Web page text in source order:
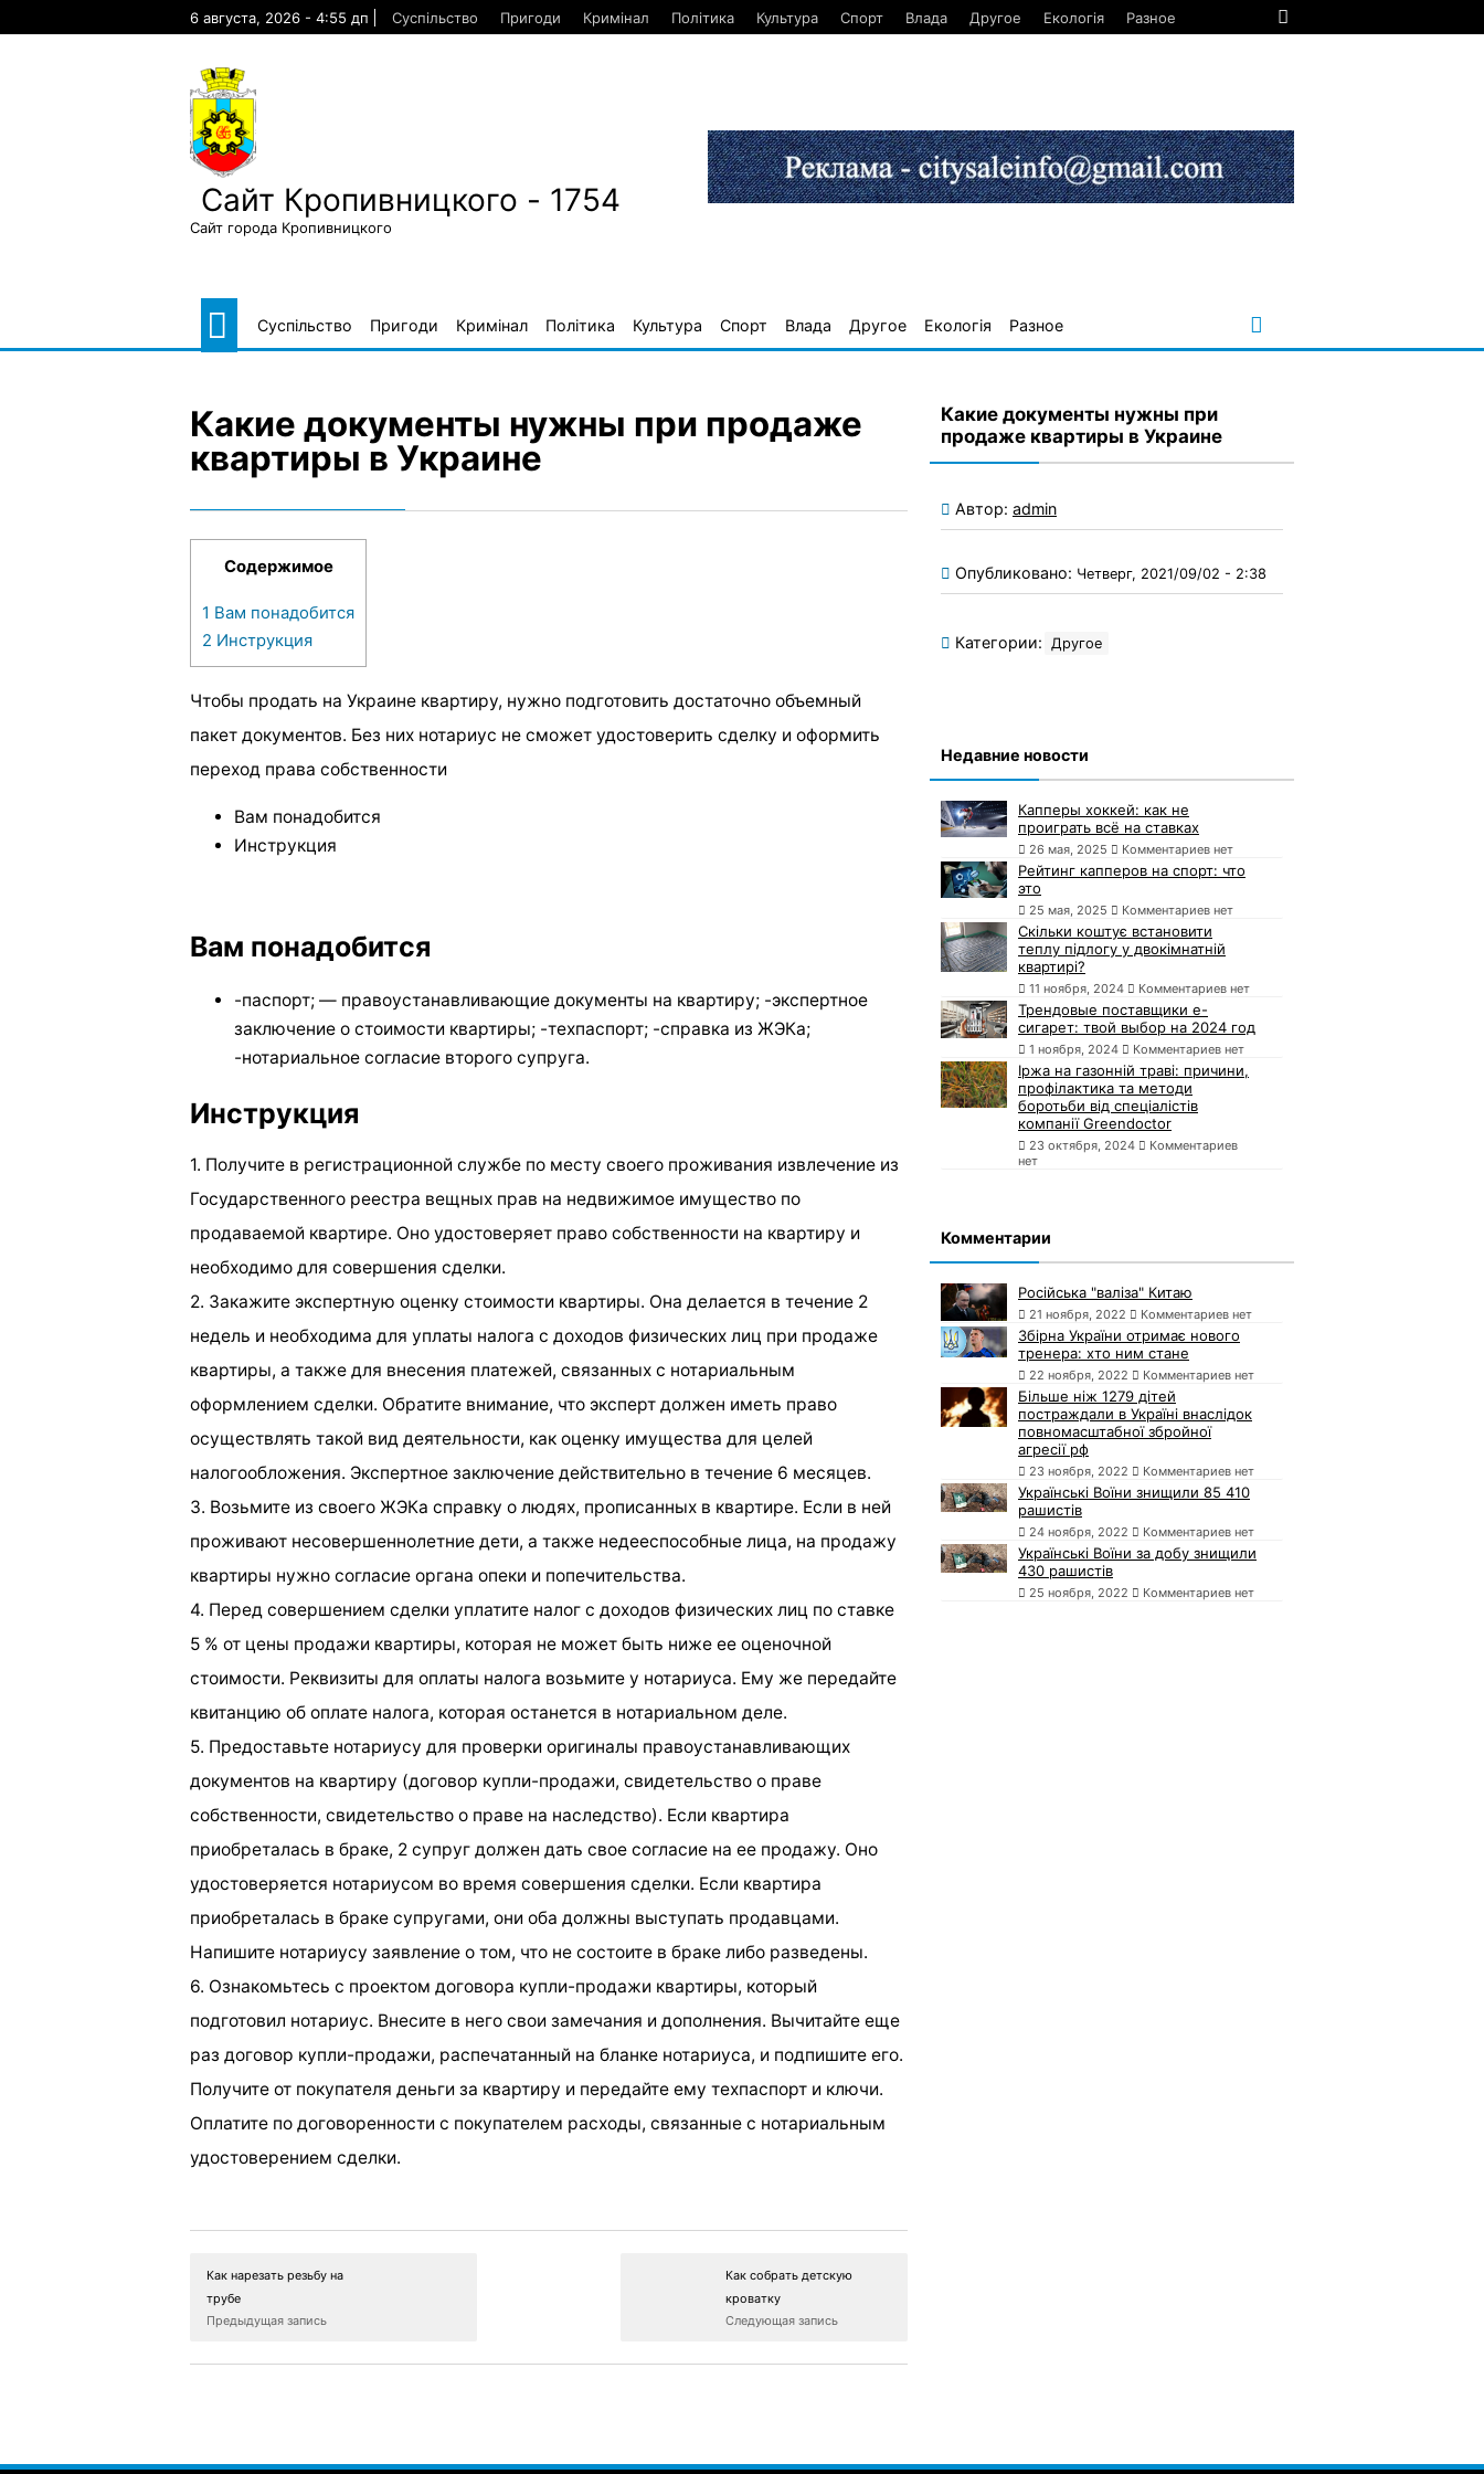
6 августа, 2026 - 4:55 дп Суспільство Пригоди Кримінал Політика Культура Спорт Влада Другое Екологія Разное
Сайт Кропивницкого - 1754
Сайт города Кропивницкого
Суспільство Пригоди Кримінал Політика Культура Спорт Влада Другое Екологія Разное
Какие документы нужны при продаже
квартиры в Украине
Содержимое
1 Вам понадобится
2 Инструкция
Чтобы продать на Украине квартиру, нужно подготовить достаточно объемный
пакет документов. Без них нотариус не сможет удостоверить сделку и оформить
переход права собственности
Вам понадобится
Инструкция
Вам понадобится
-паспорт; — правоустанавливающие документы на квартиру; -экспертное
заключение о стоимости квартиры; -техпаспорт; -справка из ЖЭКа;
-нотариальное согласие второго супруга.
Инструкция
1. Получите в регистрационной службе по месту своего проживания извлечение из
Государственного реестра вещных прав на недвижимое имущество по
продаваемой квартире. Оно удостоверяет право собственности на квартиру и
необходимо для совершения сделки.
2. Закажите экспертную оценку стоимости квартиры. Она делается в течение 2
недель и необходима для уплаты налога с доходов физических лиц при продаже
квартиры, а также для внесения платежей, связанных с нотариальным
оформлением сделки. Обратите внимание, что эксперт должен иметь право
осуществлять такой вид деятельности, как оценку имущества для целей
налогообложения. Экспертное заключение действительно в течение 6 месяцев.
3. Возьмите из своего ЖЭКа справку о людях, прописанных в квартире. Если в ней
проживают несовершеннолетние дети, а также недееспособные лица, на продажу
квартиры нужно согласие органа опеки и попечительства.
4. Перед совершением сделки уплатите налог с доходов физических лиц по ставке
5 % от цены продажи квартиры, которая не может быть ниже ее оценочной
стоимости. Реквизиты для оплаты налога возьмите у нотариуса. Ему же передайте
квитанцию об оплате налога, которая останется в нотариальном деле.
5. Предоставьте нотариусу для проверки оригиналы правоустанавливающих
документов на квартиру (договор купли-продажи, свидетельство о праве
собственности, свидетельство о праве на наследство). Если квартира
приобреталась в браке, 2 супруг должен дать свое согласие на ее продажу. Оно
удостоверяется нотариусом во время совершения сделки. Если квартира
приобреталась в браке супругами, они оба должны выступать продавцами.
Напишите нотариусу заявление о том, что не состоите в браке либо разведены.
6. Ознакомьтесь с проектом договора купли-продажи квартиры, который
подготовил нотариус. Внесите в него свои замечания и дополнения. Вычитайте еще
раз договор купли-продажи, распечатанный на бланке нотариуса, и подпишите его.
Получите от покупателя деньги за квартиру и передайте ему техпаспорт и ключи.
Оплатите по договоренности с покупателем расходы, связанные с нотариальным
удостоверением сделки.
Как нарезать резьбу на
трубе
Предыдущая запись
Как собрать детскую
кроватку
Следующая запись
Какие документы нужны при
продаже квартиры в Украине
Автор: admin
Опубликовано: Четверг, 2021/09/02 - 2:38
Категории: Другое
Недавние новости
Капперы хоккей: как не
проиграть всё на ставках
26 мая, 2025 Комментариев нет
Рейтинг капперов на спорт: что
это
25 мая, 2025 Комментариев нет
Скільки коштує встановити
теплу підлогу у двокімнатній
квартирі?
11 ноября, 2024 Комментариев нет
Трендовые поставщики e-
сигарет: твой выбор на 2024 год
1 ноября, 2024 Комментариев нет
Іржа на газонній траві: причини,
профілактика та методи
боротьби від спеціалістів
компанії Greendoctor
23 октября, 2024
Комментариев
нет
Комментарии
Російська "валіза" Китаю
21 ноября, 2022 Комментариев нет
Збірна України отримає нового
тренера: хто ним стане
22 ноября, 2022 Комментариев нет
Більше ніж 1279 дітей
постраждали в Україні внаслідок
повномасштабної збройної
агресії рф
23 ноября, 2022 Комментариев нет
Українські Воїни знищили 85 410
рашистів
24 ноября, 2022 Комментариев нет
Українські Воїни за добу знищили
430 рашистів
25 ноября, 2022 Комментариев нет